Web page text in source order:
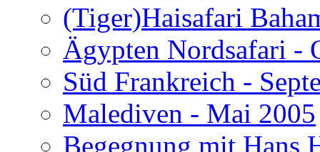
(Tiger)Haisafari
Ägypten Nordsafari -
Süd Frankreich -
Malediven - Mai 2005
Begegnung mit Hans